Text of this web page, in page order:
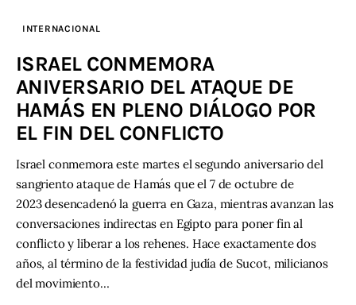
INTERNACIONAL
ISRAEL CONMEMORA
ANIVERSARIO DEL ATAQUE DE
HAMÁS EN PLENO DIÁLOGO POR
EL FIN DEL CONFLICTO
Israel conmemora este martes el segundo aniversario del
sangriento ataque de Hamás que el 7 de octubre de
2023 desencadenó la guerra en Gaza, mientras avanzan las
conversaciones indirectas en Egipto para poner fin al
conflicto y liberar a los rehenes. Hace exactamente dos
años, al término de la festividad judía de Sucot, milicianos
del movimiento…